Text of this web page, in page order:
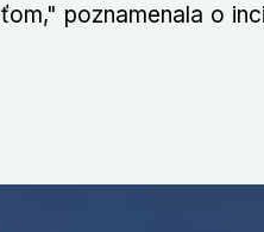
poznamenala o